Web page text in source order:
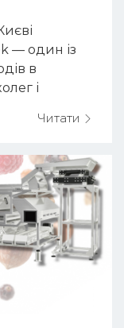
— один із
в
і
Паркова
Читати